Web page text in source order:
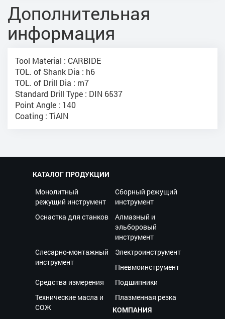
Дополнительная
информация
Tool Material : CARBIDE
TOL. of Shank Dia : h6
TOL. of Drill Dia : m7
Standard Drill Type : DIN 6537
Point Angle : 140
Coating : TiAlN
КАТАЛОГ ПРОДУКЦИИ
Монолитный
режущий инструмент
Сборный режущий
инструмент
Оснастка для станков
Алмазный и
эльборовый
инструмент
Слесарно-монтажный
инструмент
Электроинструмент
Пневмоинструмент
Средства измерения
Подшипники
Технические масла и
СОЖ
Плазменная резка
КОМПАНИЯ